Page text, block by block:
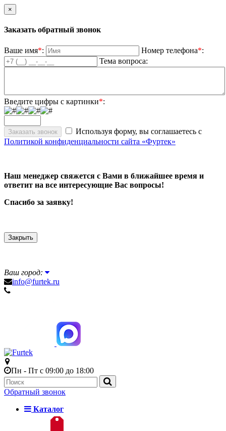
×
Заказать обратный звонок
Ваше имя*: Номер телефона*:
Тема вопроса:
Введите цифры с картинки*:
Используя форму, вы соглашаетесь с
Политикой конфиденциальности сайта «Фуртек»
Наш менеджер свяжется с Вами в ближайшее время и
ответит на все интересующие Вас вопросы!
Спасибо за заявку!
Закрыть
Ваш город:
info@furtek.ru
Пн - Пт с 09:00 до 18:00
Обратный звонок
Каталог